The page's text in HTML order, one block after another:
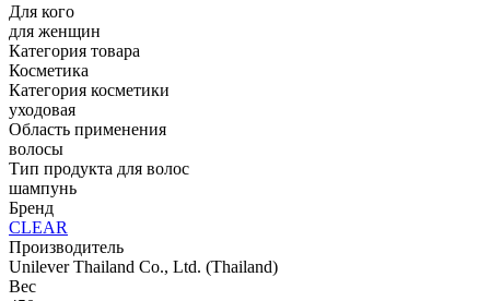
Для кого
для женщин
Категория товара
Косметика
Категория косметики
уходовая
Область применения
волосы
Тип продукта для волос
шампунь
Бренд
CLEAR
Производитель
Unilever Thailand Co., Ltd. (Thailand)
Вес